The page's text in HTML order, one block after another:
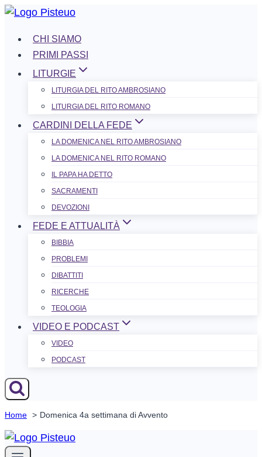
Salta
contenutoCHI SIAMO
PRIMI PASSI
LITURGIE
LITURGIA DEL RITO AMBROSIANO
LITURGIA DEL RITO ROMANO
CARDINI DELLA FEDE
LA DOMENICA NEL R​​​​​​ITO AMBROSIANO
LA DOMENICA NEL RITO ROMANO
IL PAPA HA DETTO
SACRAMENTI
DEVOZIONI
FEDE E ATTUALITÀ
BIBBIA
PROBLEMI
DIBATTITI
RICERCHE
TEOLOGIA
VIDEO E PODCAST
VIDEO
PODCAST
Home Domenica 4a settimana di Avvento